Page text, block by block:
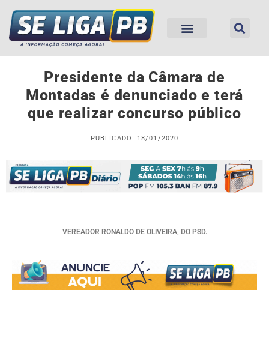
Presidente da Câmara de
Montadas é denunciado e terá
que realizar concurso público
PUBLICADO: 18/01/2020
VEREADOR RONALDO DE OLIVEIRA, DO PSD.